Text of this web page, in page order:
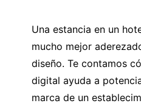
Una estancia en un
mucho mejor
diseño. Te contamos
digital ayuda a
marca de un